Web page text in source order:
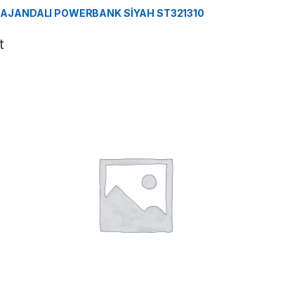
AJANDALI POWERBANK SİYAH ST321310